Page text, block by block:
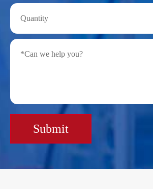
Submit